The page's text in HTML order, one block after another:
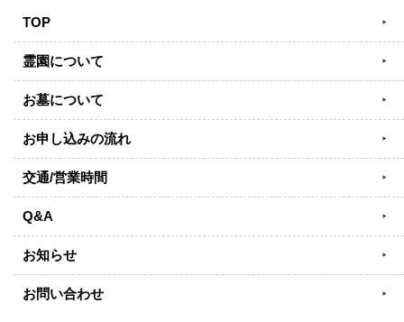
TOP
霊園について
お墓について
お申し込みの流れ
交通/営業時間
Q&A
お知らせ
お問い合わせ